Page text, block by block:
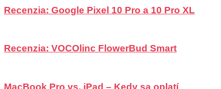
Recenzia: Google Pixel 10 Pro a 10 Pro XL
Recenzia: VOCOlinc FlowerBud Smart
MacBook Pro vs. iPad – Kedy sa oplatí